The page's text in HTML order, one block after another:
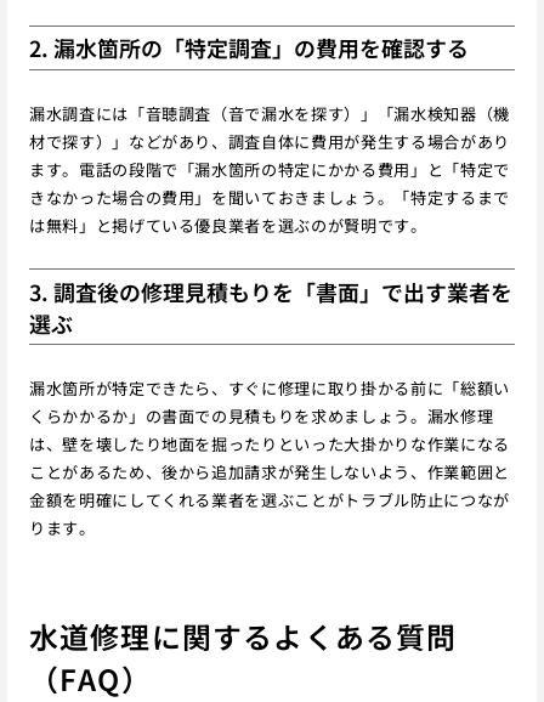
2. 漏水箇所の「特定調査」の費用を確認する
漏水調査には「音聴調査（音で漏水を探す）」「漏水検知器（機
材で探す）」などがあり、調査自体に費用が発生する場合があり
ます。電話の段階で「漏水箇所の特定にかかる費用」と「特定で
きなかった場合の費用」を聞いておきましょう。「特定するまで
は無料」と掲げている優良業者を選ぶのが賢明です。
3. 調査後の修理見積もりを「書面」で出す業者を
選ぶ
漏水箇所が特定できたら、すぐに修理に取り掛かる前に「総額い
くらかかるか」の書面での見積もりを求めましょう。漏水修理
は、壁を壊したり地面を掘ったりといった大掛かりな作業になる
ことがあるため、後から追加請求が発生しないよう、作業範囲と
金額を明確にしてくれる業者を選ぶことがトラブル防止につなが
ります。
水道修理に関するよくある質問
（FAQ）